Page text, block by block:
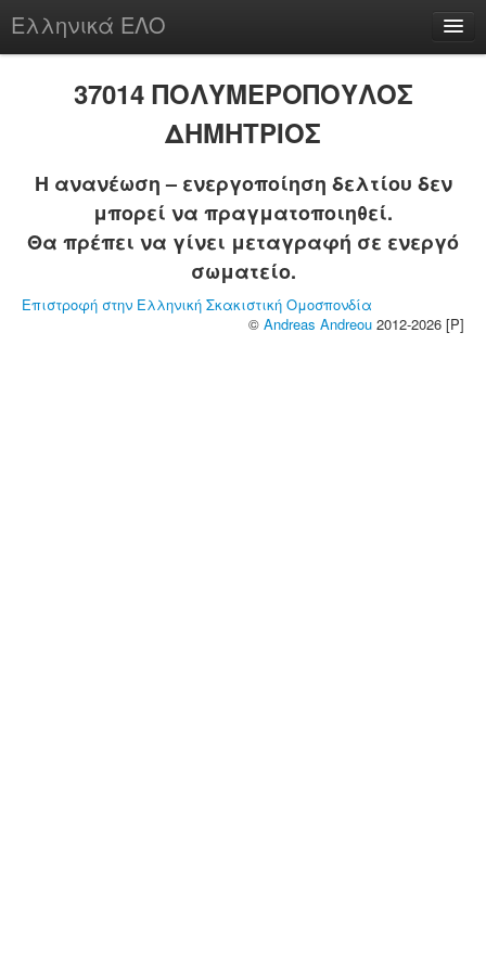
Ελληνικά ΕΛΟ
chesstu.be @ discord
37014 ΠΟΛΥΜΕΡΟΠΟΥΛΟΣ
ΔΗΜΗΤΡΙΟΣ
Η ανανέωση – ενεργοποίηση δελτίου δεν
μπορεί να πραγματοποιηθεί.
Θα πρέπει να γίνει μεταγραφή σε ενεργό
σωματείο.
Επιστροφή στην Ελληνική Σκακιστική Ομοσπονδία
© Andreas Andreou 2012-2026 [P]